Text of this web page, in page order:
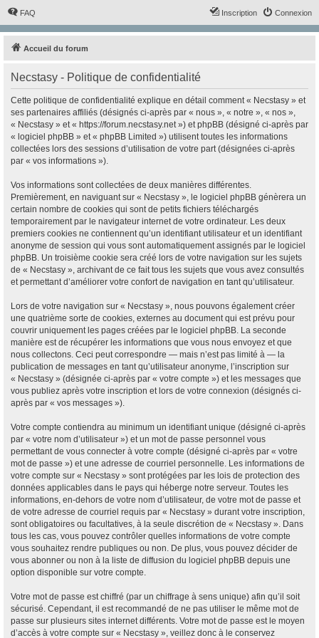
FAQ Connexion
Inscription
Accueil du forum
Necstasy - Politique de confidentialité
Cette politique de confidentialité explique en détail comment « Necstasy » et
ses partenaires affiliés (désignés ci-après par « nous », « notre », « nos »,
« Necstasy » et « https://forum.necstasy.net ») et phpBB (désigné ci-après par
« logiciel phpBB » et « phpBB Limited ») utilisent toutes les informations
collectées lors des sessions d’utilisation de votre part (désignées ci-après
par « vos informations »).
Vos informations sont collectées de deux manières différentes.
Premièrement, en naviguant sur « Necstasy », le logiciel phpBB génèrera un
certain nombre de cookies qui sont de petits fichiers téléchargés
temporairement par le navigateur internet de votre ordinateur. Les deux
premiers cookies ne contiennent qu’un identifiant utilisateur et un identifiant
anonyme de session qui vous sont automatiquement assignés par le logiciel
phpBB. Un troisième cookie sera créé lors de votre navigation sur les sujets
de « Necstasy », archivant de ce fait tous les sujets que vous avez consultés
et permettant d’améliorer votre confort de navigation en tant qu’utilisateur.
Lors de votre navigation sur « Necstasy », nous pouvons également créer
une quatrième sorte de cookies, externes au document qui est prévu pour
couvrir uniquement les pages créées par le logiciel phpBB. La seconde
manière est de récupérer les informations que vous nous envoyez et que
nous collectons. Ceci peut correspondre — mais n’est pas limité à — la
publication de messages en tant qu’utilisateur anonyme, l’inscription sur
« Necstasy » (désignée ci-après par « votre compte ») et les messages que
vous publiez après votre inscription et lors de votre connexion (désignés ci-
après par « vos messages »).
Votre compte contiendra au minimum un identifiant unique (désigné ci-après
par « votre nom d’utilisateur ») et un mot de passe personnel vous
permettant de vous connecter à votre compte (désigné ci-après par « votre
mot de passe ») et une adresse de courriel personnelle. Les informations de
votre compte sur « Necstasy » sont protégées par les lois de protection des
données applicables dans le pays qui héberge notre serveur. Toutes les
informations, en-dehors de votre nom d’utilisateur, de votre mot de passe et
de votre adresse de courriel requis par « Necstasy » durant votre inscription,
sont obligatoires ou facultatives, à la seule discrétion de « Necstasy ». Dans
tous les cas, vous pouvez contrôler quelles informations de votre compte
vous souhaitez rendre publiques ou non. De plus, vous pouvez décider de
vous abonner ou non à la liste de diffusion du logiciel phpBB depuis une
option disponible sur votre compte.
Votre mot de passe est chiffré (par un chiffrage à sens unique) afin qu’il soit
sécurisé. Cependant, il est recommandé de ne pas utiliser le même mot de
passe sur plusieurs sites internet différents. Votre mot de passe est le moyen
d’accès à votre compte sur « Necstasy », veillez donc à le conservez